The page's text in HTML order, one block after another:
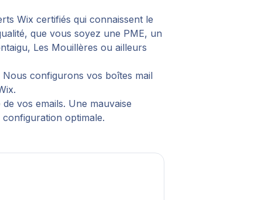
Wix certifiés qui connaissent le
que vous soyez une PME, un
Les Mouillères ou ailleurs
configurons vos boîtes mail
vos emails. Une mauvaise
optimale.